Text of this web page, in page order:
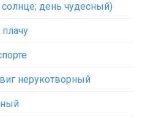
день чудесный)
нерукотворный